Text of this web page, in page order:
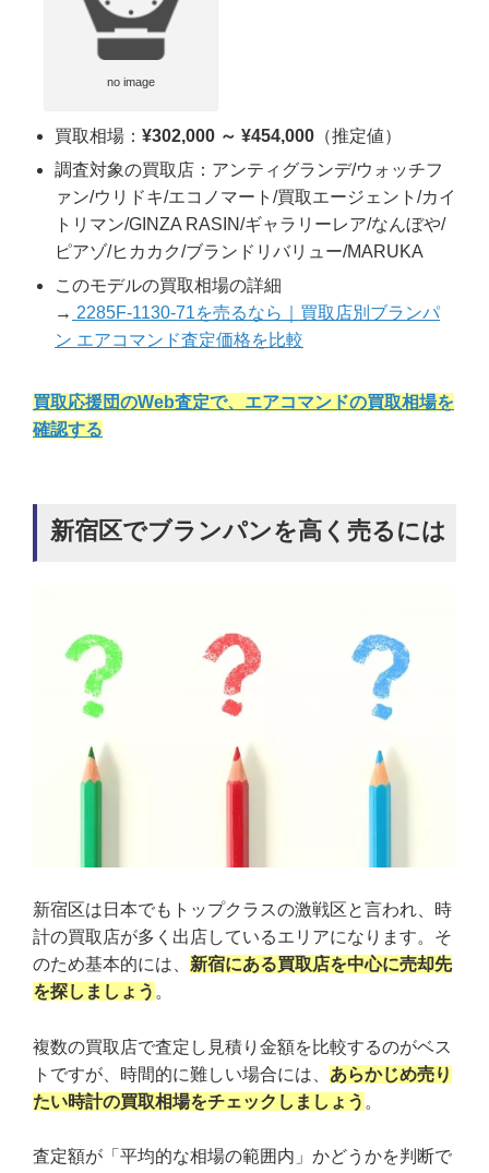
no image
買取相場： ¥302,000 ～ ¥454,000 （推定値）
調査対象の買取店：アンティグランデ/ウォッチフ
ァン/ウリドキ/エコノマート/買取エージェント/カイ
トリマン/GINZA RASIN/ギャラリーレア/なんぼや/
ピアゾ/ヒカカク/ブランドリバリュー/MARUKA
このモデルの買取相場の詳細
→ 2285F-1130-71を売るなら｜買取店別ブランパ
ン エアコマンド査定価格を比較
買取応援団のWeb査定で、エアコマンドの買取相場を
確認する
新宿区でブランパンを高く売るには
新宿区は日本でもトップクラスの激戦区と言われ、時
計の買取店が多く出店しているエリアになります。そ
のため基本的には、 新宿にある買取店を中心に売却先
を探しましょう 。
複数の買取店で査定し見積り金額を比較するのがベス
トですが、時間的に難しい場合には、 あらかじめ売り
たい時計の買取相場をチェックしましょう 。
査定額が「平均的な相場の範囲内」かどうかを判断で